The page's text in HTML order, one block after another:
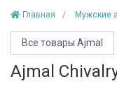
Главная Мужские
Все товары Ajmal
Ajmal